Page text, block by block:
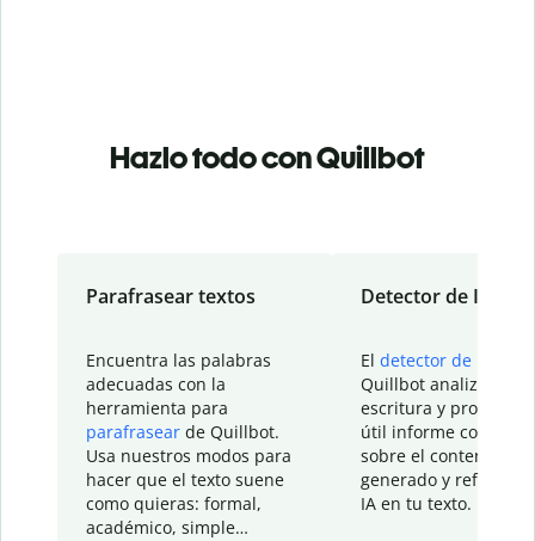
Hazlo todo con Quillbot
Parafrasear textos
Encuentra las palabras
adecuadas con la
herramienta para
parafrasear de Quillbot.
Usa nuestros modos para
hacer que el texto suene
como quieras: formal,
académico, simple…
Detector de IA
El detector de IA
Quillbot analiza tu
escritura y
útil informe con
sobre el contenido
generado y refinado
IA en tu texto.